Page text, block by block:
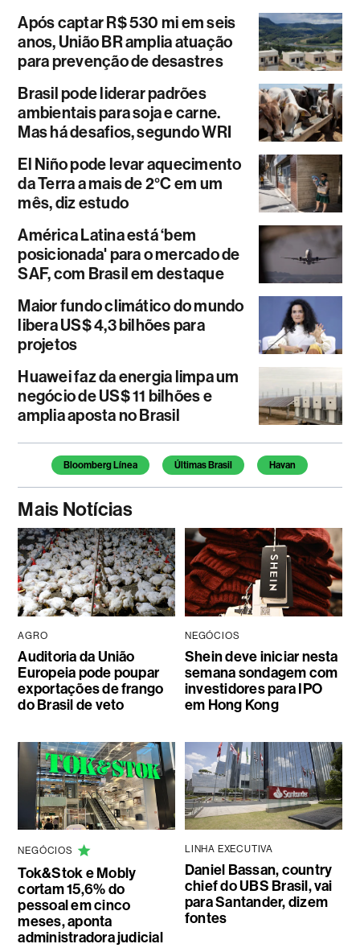
Após captar R$ 530 mi em seis
anos, União BR amplia atuação
para prevenção de desastres
Brasil pode liderar padrões
ambientais para soja e carne.
Mas há desafios, segundo WRI
El Niño pode levar aquecimento
da Terra a mais de 2°C em um
mês, diz estudo
América Latina está ‘bem
posicionada' para o mercado de
SAF, com Brasil em destaque
Maior fundo climático do mundo
libera US$ 4,3 bilhões para
projetos
Huawei faz da energia limpa um
negócio de US$ 11 bilhões e
amplia aposta no Brasil
Temas deste artigo
Bloomberg Línea Últimas Brasil Havan
Mais Notícias
AGRO
Auditoria da União
Europeia pode poupar
exportações de frango
do Brasil de veto
NEGÓCIOS
Shein deve iniciar nesta
semana sondagem com
investidores para IPO
em Hong Kong
NEGÓCIOS
Tok&Stok e Mobly
cortam 15,6% do
pessoal em cinco
meses, aponta
administradora judicial
LINHA EXECUTIVA
Daniel Bassan, country
chief do UBS Brasil, vai
para Santander, dizem
fontes